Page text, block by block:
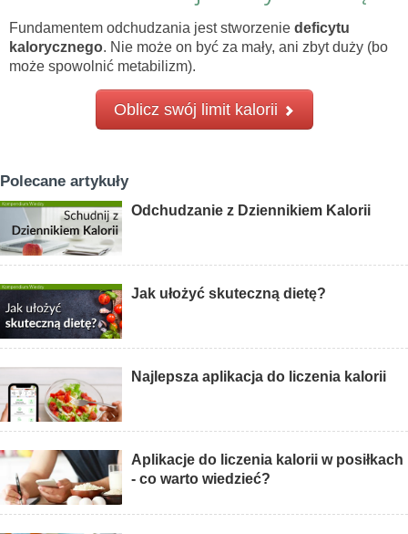
Fundamentem odchudzania jest stworzenie deficytu
kalorycznego. Nie może on być za mały, ani zbyt duży (bo
może spowolnić metabilizm).
Oblicz swój limit kalorii
Polecane artykuły
Odchudzanie z Dziennikiem Kalorii
Jak ułożyć skuteczną dietę?
Najlepsza aplikacja do liczenia kalorii
Aplikacje do liczenia kalorii w posiłkach
- co warto wiedzieć?